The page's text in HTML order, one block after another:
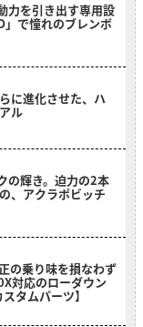
力を引き出す専用設
」で憧れのブレンボ
に進化させた、ハ
ル
の輝き。迫力の2本
、アクラポビッチ
の乗り味を損なわず
対応のローダウン
タムパーツ】